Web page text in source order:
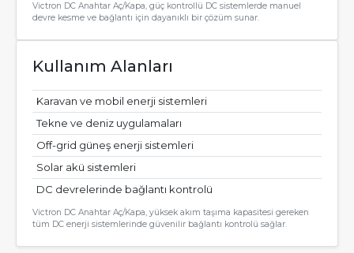
Victron DC Anahtar Aç/Kapa, güç kontrollü DC sistemlerde manuel
devre kesme ve bağlantı için dayanıklı bir çözüm sunar.
Kullanım Alanları
Karavan ve mobil enerji sistemleri
Tekne ve deniz uygulamaları
Off-grid güneş enerji sistemleri
Solar akü sistemleri
DC devrelerinde bağlantı kontrolü
Victron DC Anahtar Aç/Kapa, yüksek akım taşıma kapasitesi gereken
tüm DC enerji sistemlerinde güvenilir bağlantı kontrolü sağlar.